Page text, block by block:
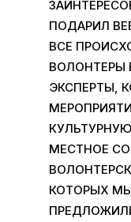
ПОДАРИЛ
ВСЕ
ВОЛОНТЕРЫ
ЭКСПЕРТЫ
МЕСТНОЕ
КОТОРЫХ